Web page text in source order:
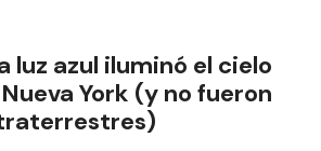
luz azul iluminó el cielo
York (y no fueron